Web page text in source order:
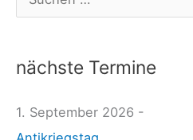
u
h
n
nächste Termine
1. September 2026 -